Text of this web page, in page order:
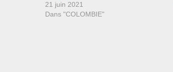
21 juin 2021
Dans "COLOMBIE"